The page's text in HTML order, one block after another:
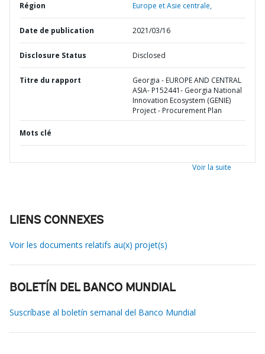
Région Europe et Asie centrale,
Date de publication 2021/03/16
Disclosure Status Disclosed
Titre du rapport
Georgia - EUROPE AND CENTRAL
ASIA- P152441- Georgia National
Innovation Ecosystem (GENIE)
Project - Procurement Plan
Mots clé
Voir la suite
LIENS CONNEXES
Voir les documents relatifs au(x) projet(s)
BOLETÍN DEL BANCO MUNDIAL
Suscríbase al boletín semanal del Banco Mundial